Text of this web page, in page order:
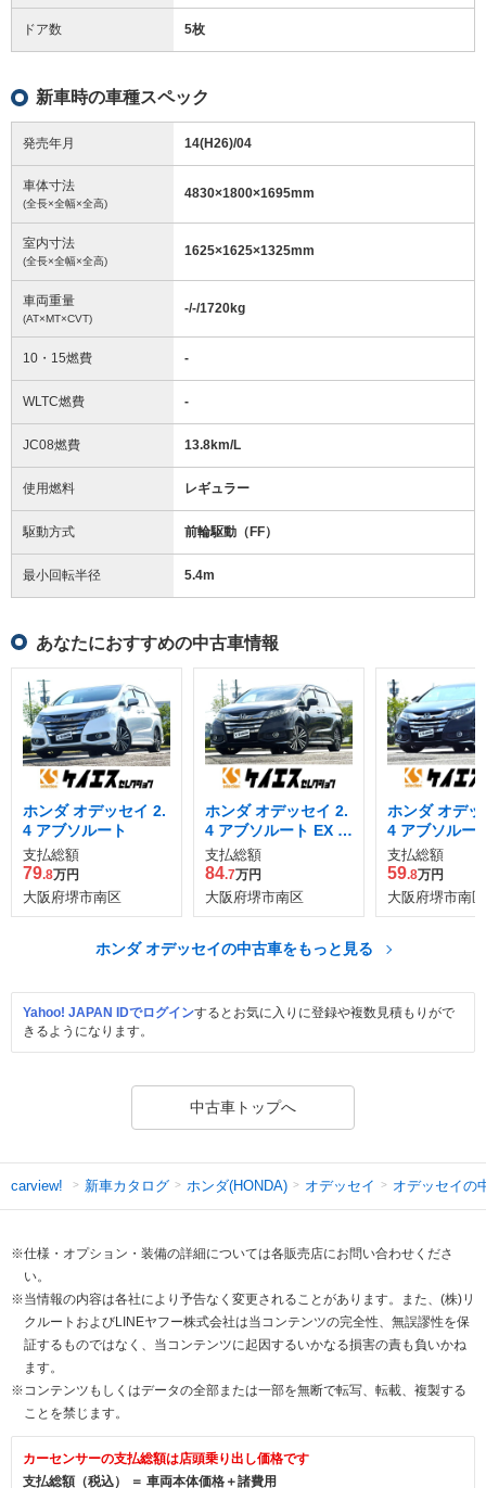
ドア数 5枚
新車時の車種スペック
発売年月 14(H26)/04
車体寸法
(全長×全幅×全高)
4830×1800×1695mm
室内寸法
(全長×全幅×全高)
1625×1625×1325mm
車両重量
(AT×MT×CVT)
-/-/1720kg
10・15燃費 -
WLTC燃費 -
JC08燃費 13.8km/L
使用燃料 レギュラー
駆動方式 前輪駆動（FF）
最小回転半径 5.4m
あなたにおすすめの中古車情報
ホンダ オデッセイ 2.
4 アブソルート
支払総額
79.8万円
大阪府堺市南区
ホンダ オデッセイ 2.
4 アブソルート EX ホ
ンダ センシング
支払総額
84.7万円
大阪府堺市南区
ホンダ オデ
4 アブソルー
支払総額
59.8万円
大阪府堺市南区
ホンダ オデッセイの中古車をもっと見る
Yahoo! JAPAN IDでログインするとお気に入りに登録や複数見積もりがで
きるようになります。
中古車トップへ
carview! 新車カタログ ホンダ(HONDA) オデッセイ オデッセイの
※仕様・オプション・装備の詳細については各販売店にお問い合わせくださ
い。
※当情報の内容は各社により予告なく変更されることがあります。また、(株)リ
クルートおよびLINEヤフー株式会社は当コンテンツの完全性、無誤謬性を保
証するものではなく、当コンテンツに起因するいかなる損害の責も負いかね
ます。
※コンテンツもしくはデータの全部または一部を無断で転写、転載、複製する
ことを禁じます。
カーセンサーの支払総額は店頭乗り出し価格です
支払総額（税込） ＝ 車両本体価格＋諸費用